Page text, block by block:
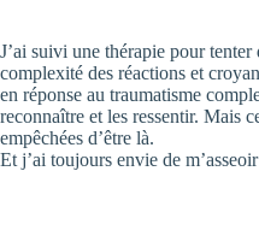
J’ai suivi une thérapie pour tenter
complexité des réactions et
en réponse au traumatisme
reconnaître et les ressentir. Mais
empêchées d’être là.
Et j’ai toujours envie de